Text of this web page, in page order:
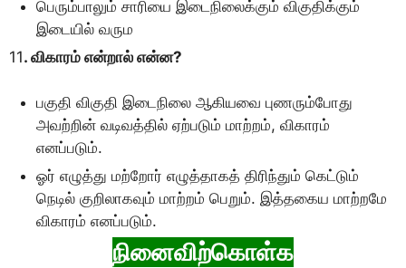
பெரும்பாலும் சாரியை இடைநிலைக்கும் விகுதிக்கும்
இடையில் வரும
11. விகாரம் என்றால் என்ன?
பகுதி விகுதி இடைநிலை ஆகியவை புணரும்போது
அவற்றின் வடிவத்தில் ஏற்படும் மாற்றம், விகாரம்
எனப்படும்.
ஓர் எழுத்து மற்றோர் எழுத்தாகத் திரிந்தும் கெட்டும்
நெடில் குறிலாகவும் மாற்றம் பெறும். இத்தகைய மாற்றமே
விகாரம் எனப்படும்.
நினைவிற்கொள்க